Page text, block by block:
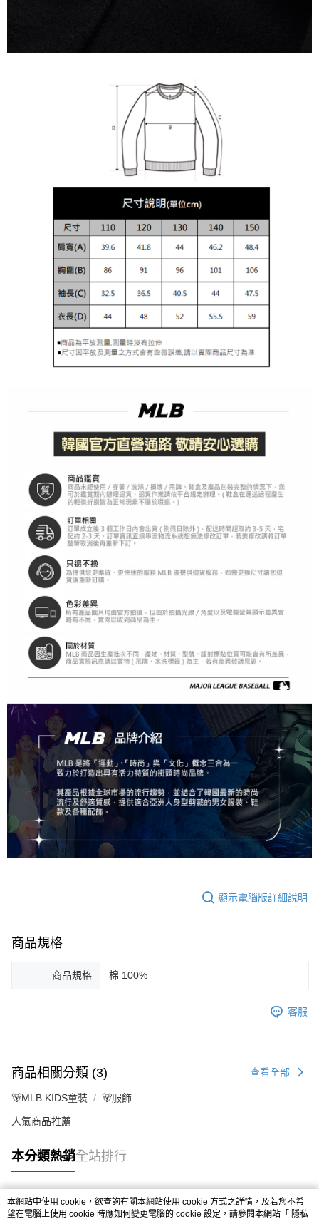
顯示電腦版詳細說明
商品規格
商品規格 棉 100%
客服
商品相關分類 (3) 查看全部
🐻MLB KIDS童裝 🐻服飾
人氣商品推薦
本分類熱銷全站排行
熱門標籤
本網站中使用 cookie，欲查詢有關本網站使用 cookie 方式之詳情，及若您不希
望在電腦上使用 cookie 時應如何變更電腦的 cookie 設定，請參閱本網站「 隱私